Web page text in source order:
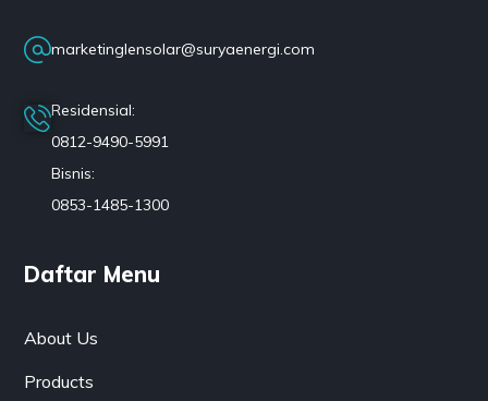
marketinglensolar@suryaenergi.com
Residensial:
0812-9490-5991
Bisnis:
0853-1485-1300
Daftar Menu
About Us
Products